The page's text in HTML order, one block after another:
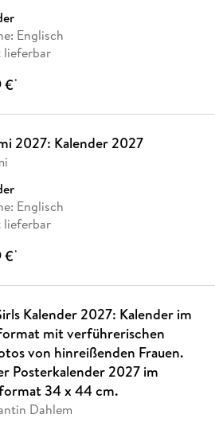
Englisch
lieferbar
€*
2027: Kalender 2027
Englisch
lieferbar
€*
Kalender 2027: Kalender im
mit verführerischen
von hinreißenden Frauen.
Posterkalender 2027 im
34 x 44 cm.
Dahlem